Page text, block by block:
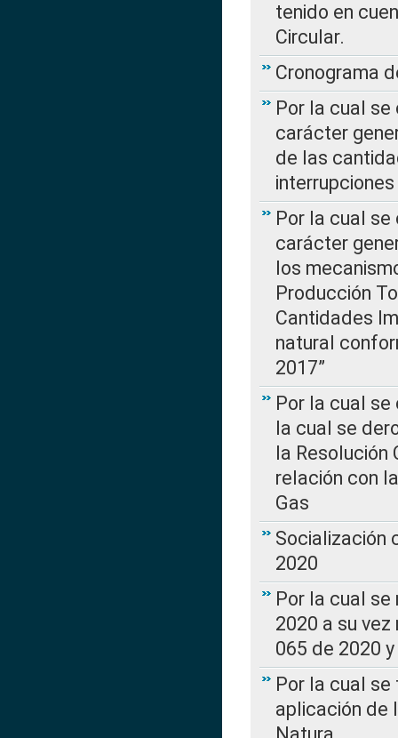
tenido en
Circular.
Cronograma
Por la cual
carácter
de las
Por la cual
carácter
los
Producción
Cantidades
natural
2017”
Por la cual
la cual se
la Resolución
relación con
Gas
Socialización
2020
Por la cual se
2020 a su
065 de 2020
Por la cual
aplicación de